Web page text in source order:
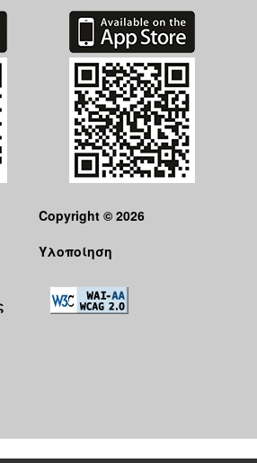
Copyright © 2026
Υλοποίηση